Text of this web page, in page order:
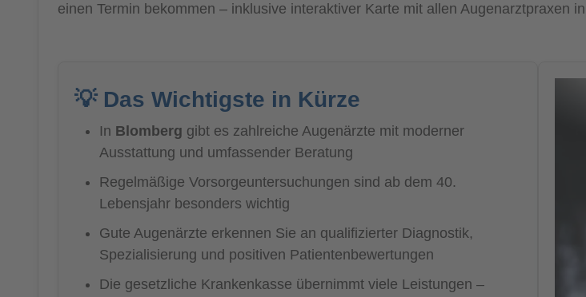
einen Termin bekommen – inklusive interaktiver Karte mit allen Augenarztpraxen in
💡 Das Wichtigste in Kürze
In Blomberg gibt es zahlreiche Augenärzte mit moderner
Ausstattung und umfassender Beratung
Regelmäßige Vorsorgeuntersuchungen sind ab dem 40.
Lebensjahr besonders wichtig
Gute Augenärzte erkennen Sie an qualifizierter Diagnostik,
Spezialisierung und positiven Patientenbewertungen
Die gesetzliche Krankenkasse übernimmt viele Leistungen –